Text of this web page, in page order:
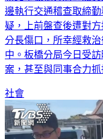
邊執行交通稽查取締
疑，上前盤查後遭對
分長傷口，所幸經救
中。板橋分局今日受
案，甚至與同事合力
社會